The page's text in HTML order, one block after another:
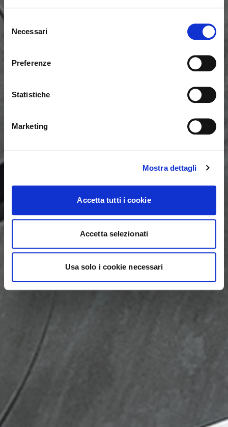
Selezione
delNecessari
Preferenze
Statistiche
Marketing
Mostra dettagli
Accetta tutti i cookie
Accetta selezionati
Usa solo i cookie necessari
Seems like you’re browsing from Close
International. Would you like to switch to the site in